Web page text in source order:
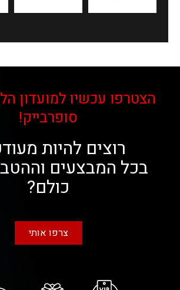
הצטרפו עכשיו למועדון
סופרבייק!
רוצים להיות
בכל המבצעים
כולם?
צרפו אותי